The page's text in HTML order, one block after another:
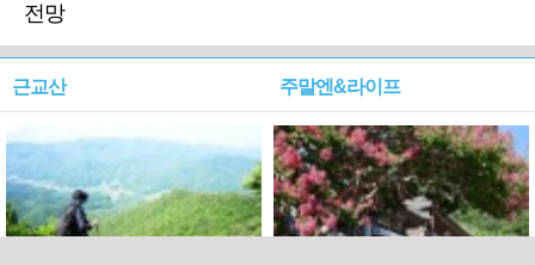
전망
근교산 주말엔&라이프